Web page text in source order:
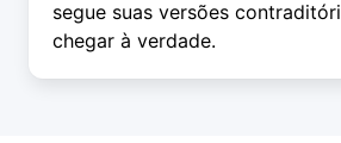
segue suas versões
chegar à verdade.